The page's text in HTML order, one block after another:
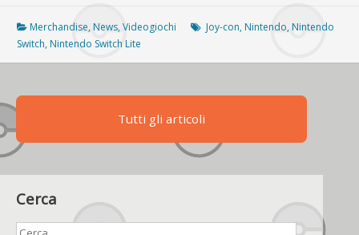
revisione
di
Nintendo
Switch
la
batteria
Merchandise,News,Videogiochi Joy-con, Nintendo,Nintendo
Switch, Nintendo Switch Lite
Tutti gli articoli
Cerca